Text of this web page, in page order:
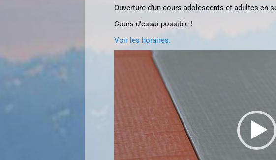
Ouverture d’un cours adolescents et adultes en
Cours d’essai possible !
Voir les horaires.